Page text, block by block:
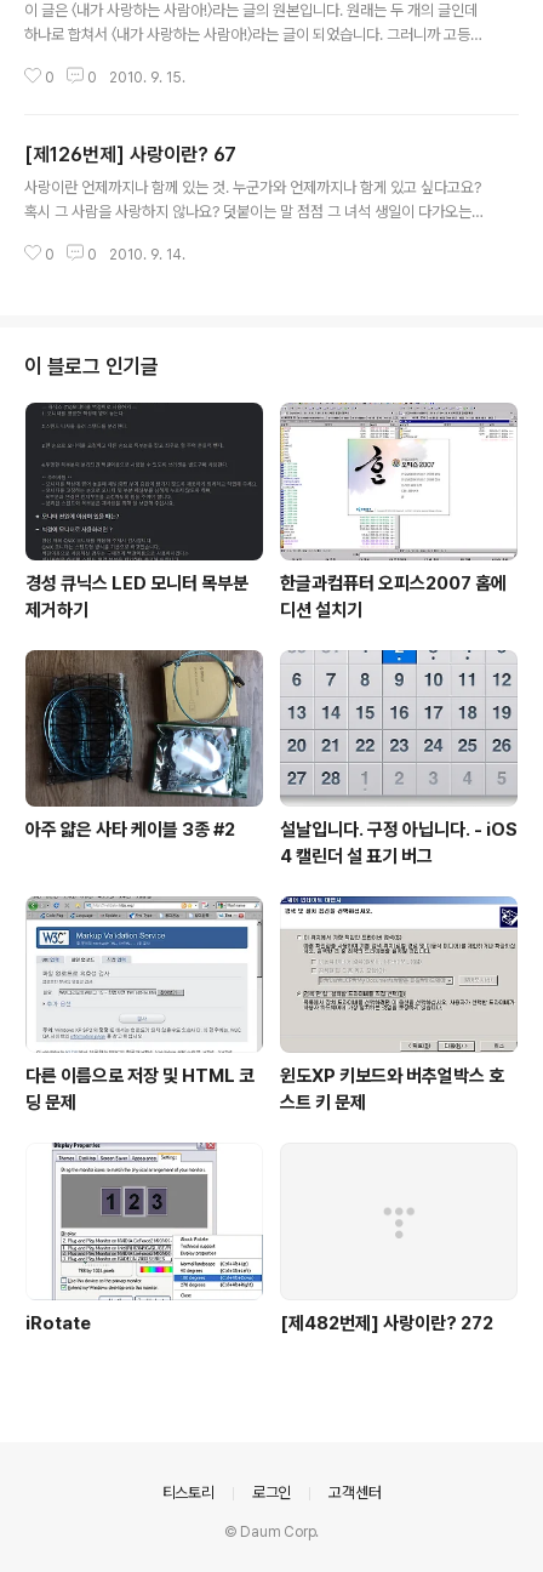
이 글은 〈내가 사랑하는 사람아!〉라는 글의 원본입니다. 원래는 두 개의 글인데
하나로 합쳐서 〈내가 사랑하는 사람아!〉라는 글이 되었습니다. 그러니까 고등학
라는 글이죠. [127번제] 내가 사랑하는 사람아! 1 좋은 말이 있었는데, 내가 사
아! 2 내가 사랑하는 사람아! 내가 바라는 것이 또 하나 있는데, 그대가 세 번 웃
을 것을 네 번 웃게 하고 싶습니다. 그러면 기쁨도 그만큼 늘어나겠죠. 덧붙이는
말 참고로 제목이 "나의 사랑하는 사람아!"가 아닌 까닭은 그 ..
0 0 2010. 9. 15.
[제126번제] 사랑이란? 67
사랑이란 언제까지나 함께 있는 것. 누군가와 언제까지나 함게 있고 싶다고요?
혹시 그 사람을 사랑하지 않나요? 덧붙이는 말 점점 그 녀석 생일이 다가오는데,
치 않네요. 벌써 못 본 지 5년이 넘었네요. 정말 보고 싶습니다. 함께하고 싶습니
0 0 2010. 9. 14.
이 블로그 인기글
경성 큐닉스 LED 모니터 목부분
제거하기
한글과컴퓨터 오피스2007 홈에
디션 설치기
아주 얇은 사타 케이블 3종 #2
설날입니다. 구정 아닙니다. - iOS
4 캘린더 설 표기 버그
다른 이름으로 저장 및 HTML 코
딩 문제
윈도XP 키보드와 버추얼박스 호
스트 키 문제
iRotate [제482번제] 사랑이란? 272
티스토리 로그인 고객센터
© Daum Corp.